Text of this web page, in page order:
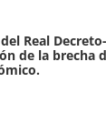
Real
de la brecha